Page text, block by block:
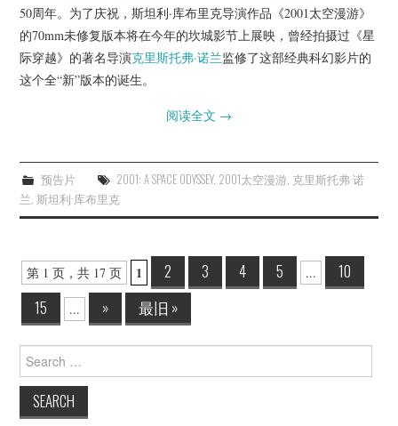
50周年。为了庆祝，斯坦利·库布里克导演作品《2001太空漫游》
的70mm未修复版本将在今年的坎城影节上展映，曾经拍摄过《星
际穿越》的著名导演克里斯托弗·诺兰监修了这部经典科幻影片的
这个全“新”版本的诞生。
阅读全文 →
预告片 2001: A SPACE ODYSSEY, 2001太空漫游 克里斯托弗·诺
兰 ,斯坦利·库布里克
Post
navigation
第 1 页，共 17 页 1 2 3 4 5 ...
10
15
... » 最旧 »
for: